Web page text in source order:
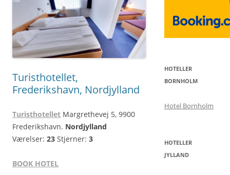
SØNDERJYLLAND
Turisthotellet,
Frederikshavn, Nordjylland
Turisthotellet Margrethevej 5, 9900
Frederikshavn. Nordjylland
Værelser: 23 Stjerner: 3
BOOK HOTEL
HOTELLER
BORNHOLM
Hotel Bornholm
HOTELLER
JYLLAND